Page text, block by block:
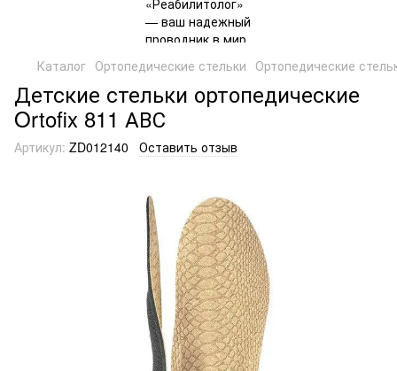
Каталог Ортопедические стельки Ортопедические
Детские стельки ортопедические
Ortofix 811 АВС
Артикул: ZD012140 Оставить отзыв